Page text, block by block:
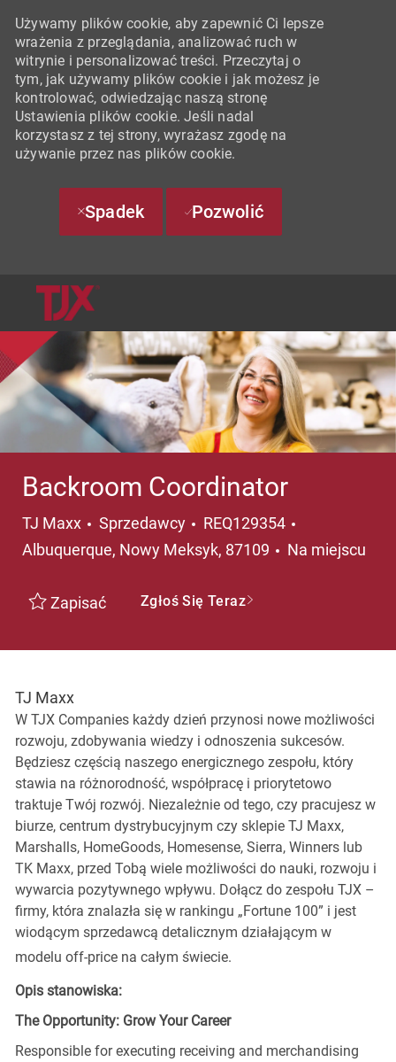
Używamy plików cookie, aby zapewnić Ci lepsze
wrażenia z przeglądania, analizować ruch w
witrynie i personalizować treści. Przeczytaj o
tym, jak używamy plików cookie i jak możesz je
kontrolować, odwiedzając naszą stronę
Ustawienia plików cookie. Jeśli nadal
korzystasz z tej strony, wyrażasz zgodę na
używanie przez nas plików cookie.
Spadek Pozwolić
Backroom Coordinator
TJ Maxx Kategoria
Sprzedawcy REQ129354
Albuquerque, Nowy Meksyk, 87109
Na miejscu
Zapisać Zgłoś Się Teraz
TJ Maxx
W TJX Companies każdy dzień przynosi nowe możliwości
rozwoju, zdobywania wiedzy i odnoszenia sukcesów.
Będziesz częścią naszego energicznego zespołu, który
stawia na różnorodność, współpracę i priorytetowo
traktuje Twój rozwój. Niezależnie od tego, czy pracujesz w
biurze, centrum dystrybucyjnym czy sklepie TJ Maxx,
Marshalls, HomeGoods, Homesense, Sierra, Winners lub
TK Maxx, przed Tobą wiele możliwości do nauki, rozwoju i
wywarcia pozytywnego wpływu. Dołącz do zespołu TJX –
firmy, która znalazła się w rankingu „Fortune 100” i jest
wiodącym sprzedawcą detalicznym działającym w
modelu off-price na całym świecie.
Opis stanowiska:
The Opportunity: Grow Your Career
Responsible for executing receiving and merchandising